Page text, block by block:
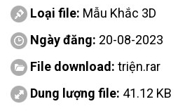
Loại file: Mẫu Khắc 3D
Ngày đăng: 20-08-2023
File download: triện.rar
Dung lượng file: 41.12 KB